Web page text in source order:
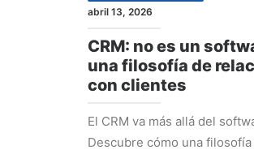
abril 13, 2026
CRM: no es un
una filosofía de
con clientes
El CRM va más allá del
Descubre cómo una